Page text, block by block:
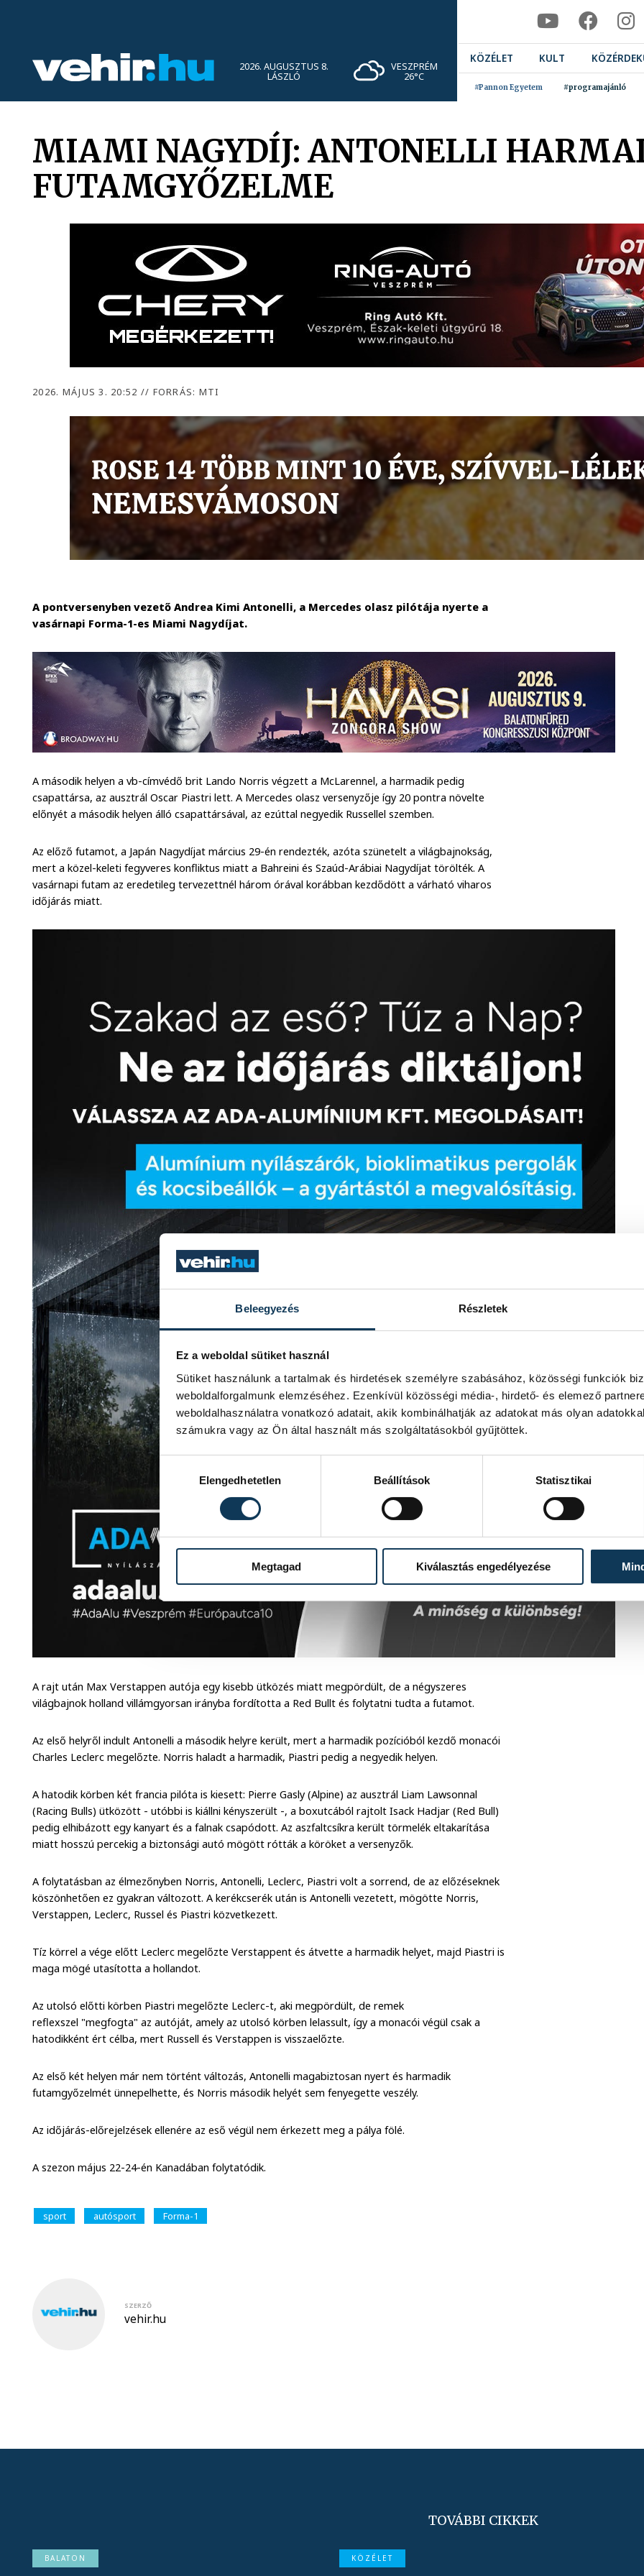
Beleegyezés Részletek
Ez a weboldal sütiket használ
Sütiket használunk a tartalmak és hirdetések személyre szabásához, közösségi funkciók
weboldalforgalmunk elemzéséhez. Ezenkívül közösségi média-, hirdető- és elemező
weboldalhasználatra vonatkozó adatait, akik kombinálhatják az adatokat más olyan
számukra vagy az Ön által használt más szolgáltatásokból gyűjtöttek.
Elengedhetetlen
Beállítások Statisztikai
Megtagad Kiválasztás engedélyezése
2026. AUGUSZTUS 8.
LÁSZLÓ
VESZPRÉM
26°C
KÖZÉLET KULT
#Pannon Egyetem #programajánló
MIAMI NAGYDÍJ: ANTONELLI
FUTAMGYŐZELME
2026. MÁJUS 3. 20:52 // FORRÁS: MTI
A pontversenyben vezető Andrea Kimi Antonelli, a Mercedes olasz pilótája nyerte a
vasárnapi Forma-1-es Miami Nagydíjat.
A második helyen a vb-címvédő brit Lando Norris végzett a McLarennel, a harmadik pedig
csapattársa, az ausztrál Oscar Piastri lett. A Mercedes olasz versenyzője így 20 pontra növelte
előnyét a második helyen álló csapattársával, az ezúttal negyedik Russellel szemben.
Az előző futamot, a Japán Nagydíjat március 29-én rendezték, azóta szünetelt a világbajnokság,
mert a közel-keleti fegyveres konfliktus miatt a Bahreini és Szaúd-Arábiai Nagydíjat törölték. A
vasárnapi futam az eredetileg tervezettnél három órával korábban kezdődött a várható viharos
időjárás miatt.
A rajt után Max Verstappen autója egy kisebb ütközés miatt megpördült, de a négyszeres
világbajnok holland villámgyorsan irányba fordította a Red Bullt és folytatni tudta a futamot.
Az első helyről indult Antonelli a második helyre került, mert a harmadik pozícióból kezdő monacói
Charles Leclerc megelőzte. Norris haladt a harmadik, Piastri pedig a negyedik helyen.
A hatodik körben két francia pilóta is kiesett: Pierre Gasly (Alpine) az ausztrál Liam Lawsonnal
(Racing Bulls) ütközött - utóbbi is kiállni kényszerült -, a boxutcából rajtolt Isack Hadjar (Red Bull)
pedig elhibázott egy kanyart és a falnak csapódott. Az aszfaltcsíkra került törmelék eltakarítása
miatt hosszú percekig a biztonsági autó mögött rótták a köröket a versenyzők.
A folytatásban az élmezőnyben Norris, Antonelli, Leclerc, Piastri volt a sorrend, de az előzéseknek
köszönhetően ez gyakran változott. A kerékcserék után is Antonelli vezetett, mögötte Norris,
Verstappen, Leclerc, Russel és Piastri közvetkezett.
Tíz körrel a vége előtt Leclerc megelőzte Verstappent és átvette a harmadik helyet, majd Piastri is
maga mögé utasította a hollandot.
Az utolsó előtti körben Piastri megelőzte Leclerc-t, aki megpördült, de remek
reflexszel "megfogta" az autóját, amely az utolsó körben lelassult, így a monacói végül csak a
hatodikként ért célba, mert Russell és Verstappen is visszaelőzte.
Az első két helyen már nem történt változás, Antonelli magabiztosan nyert és harmadik
futamgyőzelmét ünnepelhette, és Norris második helyét sem fenyegette veszély.
Az időjárás-előrejelzések ellenére az eső végül nem érkezett meg a pálya fölé.
A szezon május 22-24-én Kanadában folytatódik.
sport autósport Forma-1
SZERZŐ
vehir.hu
TOVÁBBI CIKKEK
BALATON KÖZÉLET